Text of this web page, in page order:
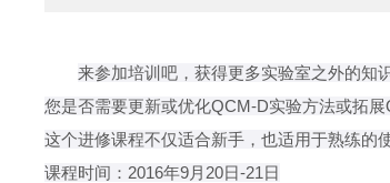
来参加培训吧，获得更多实验室之外的知
您是否需要更新或优化QCM-D实验方法或拓
这个进修课程不仅适合新手，也适用于熟练的
课程时间：2016年9月20日-21日